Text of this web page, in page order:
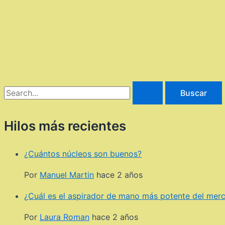
Buscar
por:
Hilos más recientes
¿Cuántos núcleos son buenos?
Por Manuel Martin hace 2 años
¿Cuál es el aspirador de mano más potente del
Por Laura Roman hace 2 años